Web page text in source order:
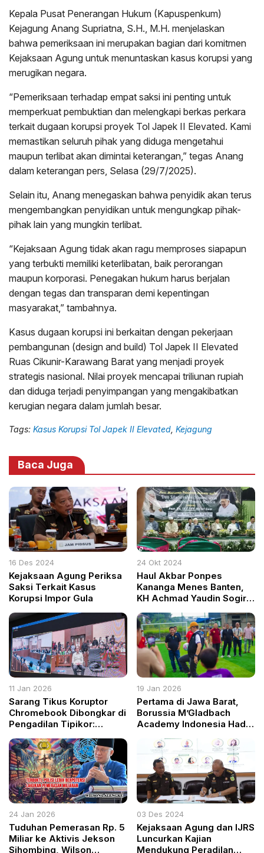
Kepala Pusat Penerangan Hukum (Kapuspenkum)
Kejagung Anang Supriatna, S.H., M.H. menjelaskan
bahwa pemeriksaan ini merupakan bagian dari komitmen
Kejaksaan Agung untuk menuntaskan kasus korupsi yang
merugikan negara.
“Pemeriksaan terhadap empat saksi ini penting untuk
memperkuat pembuktian dan melengkapi berkas perkara
terkait dugaan korupsi proyek Tol Japek II Elevated. Kami
memastikan seluruh pihak yang diduga mengetahui
maupun terlibat akan dimintai keterangan,” tegas Anang
dalam keterangan pers, Selasa (29/7/2025).
Selain itu, Anang menegaskan bahwa penyidik akan terus
mengembangkan penyidikan untuk mengungkap pihak-
pihak lain yang mungkin terlibat.
“Kejaksaan Agung tidak akan ragu memproses siapapun
yang terbukti memiliki keterlibatan, baik perorangan
maupun korporasi. Penegakan hukum harus berjalan
dengan tegas dan transparan demi kepentingan
masyarakat,” tambahnya.
Kasus dugaan korupsi ini berkaitan dengan pekerjaan
pembangunan (design and build) Tol Japek II Elevated
Ruas Cikunir-Karawang Barat yang menjadi proyek
strategis nasional. Nilai proyek mencapai triliunan rupiah
dan diduga terjadi penyimpangan yang mengakibatkan
kerugian negara dalam jumlah besar.
Tags: Kasus Korupsi Tol Japek II Elevated Kejagung
Baca Juga
16 Des 2024
Kejaksaan Agung Periksa
Saksi Terkait Kasus
Korupsi Impor Gula
24 Okt 2024
Haul Akbar Ponpes
Kananga Menes Banten,
KH Achmad Yaudin Sogir:
kepada Guru
11 Jan 2026
Sarang Tikus Koruptor
Chromebook Dibongkar di
Pengadilan Tipikor:
Masuk Pokok Perkara
19 Jan 2026
Pertama di Jawa Barat,
Borussia M’Gladbach
Academy Indonesia Hadir
24 Jan 2026
Tuduhan Pemerasan Rp. 5
Miliar ke Aktivis Jekson
Sihombing, Wilson
03 Des 2024
Kejaksaan Agung dan IJRS
Luncurkan Kajian
Mendukung Peradilan